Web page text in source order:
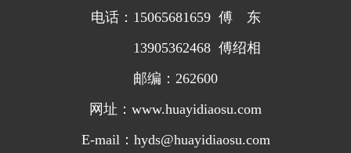
电话：15065681659 傅 东
13905362468 傅绍相
邮编：262600
网址：www.huayidiaosu.com
E-mail：hyds@huayidiaosu.com